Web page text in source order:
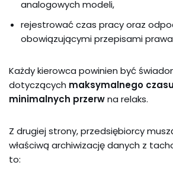
analogowych modeli,
rejestrować czas pracy oraz
obowiązującymi przepisami
Każdy kierowca powinien być
dotyczących maksymalnego
minimalnych przerwna relaks.
Z drugiej strony, przedsiębiorcy
właściwą archiwizację danych z
to: